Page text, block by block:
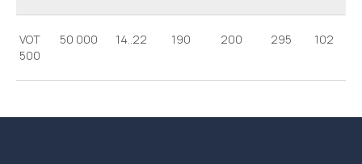
VOT
500
50 000 14..22 190 200 295 102